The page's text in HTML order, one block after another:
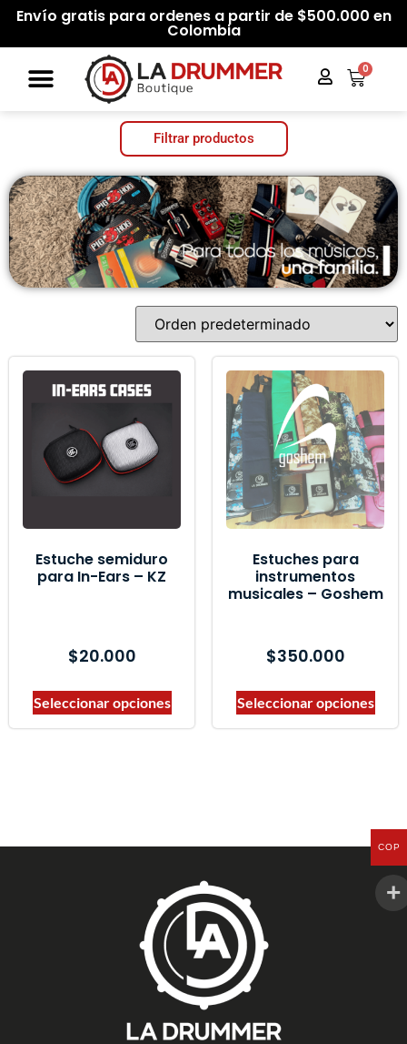
Envío gratis para ordenes a partir de $500.000 en
Colombia
0
Filtrar productos
Categorías del producto
Filtrar por precio
Filtrar
Precio: $350.000
Marcas del producto
Estuche semiduro
para In-Ears – KZ
$20.000
Seleccionar opciones
Estuches para
instrumentos
musicales – Goshem
$350.000
Seleccionar opciones
COP